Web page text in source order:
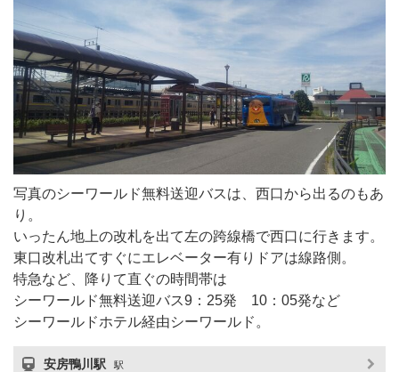
写真のシーワールド無料送迎バスは、西口から出るのもあ
り。
いったん地上の改札を出て左の跨線橋で西口に行きます。
東口改札出てすぐにエレベーター有りドアは線路側。
特急など、降りて直ぐの時間帯は
シーワールド無料送迎バス9：25発 10：05発など
シーワールドホテル経由シーワールド。
安房鴨川駅 駅